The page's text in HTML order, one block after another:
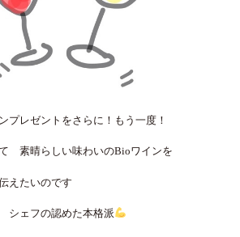
プレゼントをさらに！もう一度！
素晴らしい味わいのBioワインを
えたいのです
シェフの認めた本格派